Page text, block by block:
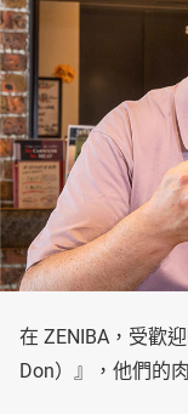
在 ZENIBA，受歡
Don）』，他們的